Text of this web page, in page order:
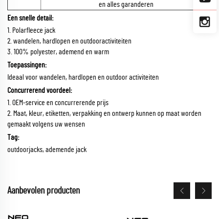
en alles garanderen
Een snelle detail:
1. Polarfleece jack
2. wandelen, hardlopen en outdooractiviteiten
3. 100% polyester, ademend en warm
Toepassingen:
Ideaal voor wandelen, hardlopen en outdoor activiteiten
Concurrerend voordeel:
1. OEM-service en concurrerende prijs
2. Maat, kleur, etiketten, verpakking en ontwerp kunnen op maat worden
gemaakt volgens uw wensen
Tag:
outdoorjacks, ademende jack
Aanbevolen producten